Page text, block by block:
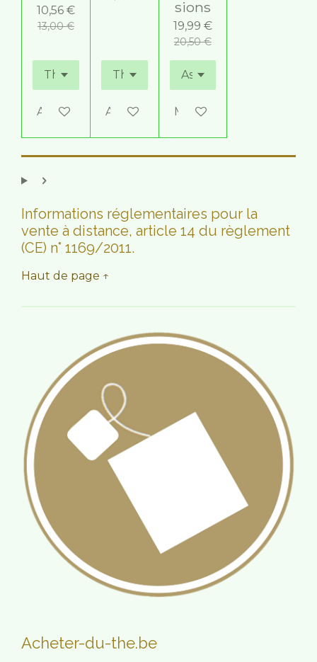
10,56 €
13,00 €
Ajouter au panierAjouter au panier
sions
19,99 €
20,50 €
M'avertir si disponible
Informations réglementaires pour la
vente à distance, article 14 du règlement
(CE) n° 1169/2011.
Haut de page ↑
Acheter-du-the.be